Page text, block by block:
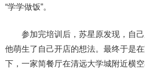
“学学做饭”。
参加完培训后，苏星原发现，自己
他萌生了自己开店的想法。最终于是
下，一家简餐厅在清远大学城附近横空